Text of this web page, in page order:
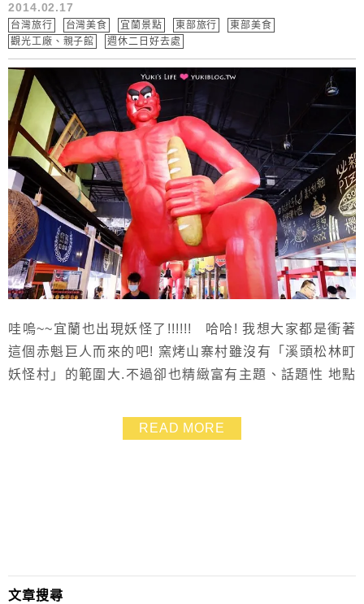
2014.02.17
台灣旅行 台灣美食 宜蘭景點 東部旅行
東部美食
觀光工廠、親子館
週休二日好去處
哇嗚~~宜蘭也出現妖怪了!!!!!! 哈哈! 我想大家都是衝著
這個赤魁巨人而來的吧! 窯烤山寨村雖沒有「溪頭松林町
妖怪村」的範圍大.不過卻也精緻富有主題、話題性 地點
是問題! 這裡除了有好拍的場景.好買的伴手禮.更有好吃的
窯烤pizza喲~~餐點都很不錯 ^______^
READ MORE
文章搜尋